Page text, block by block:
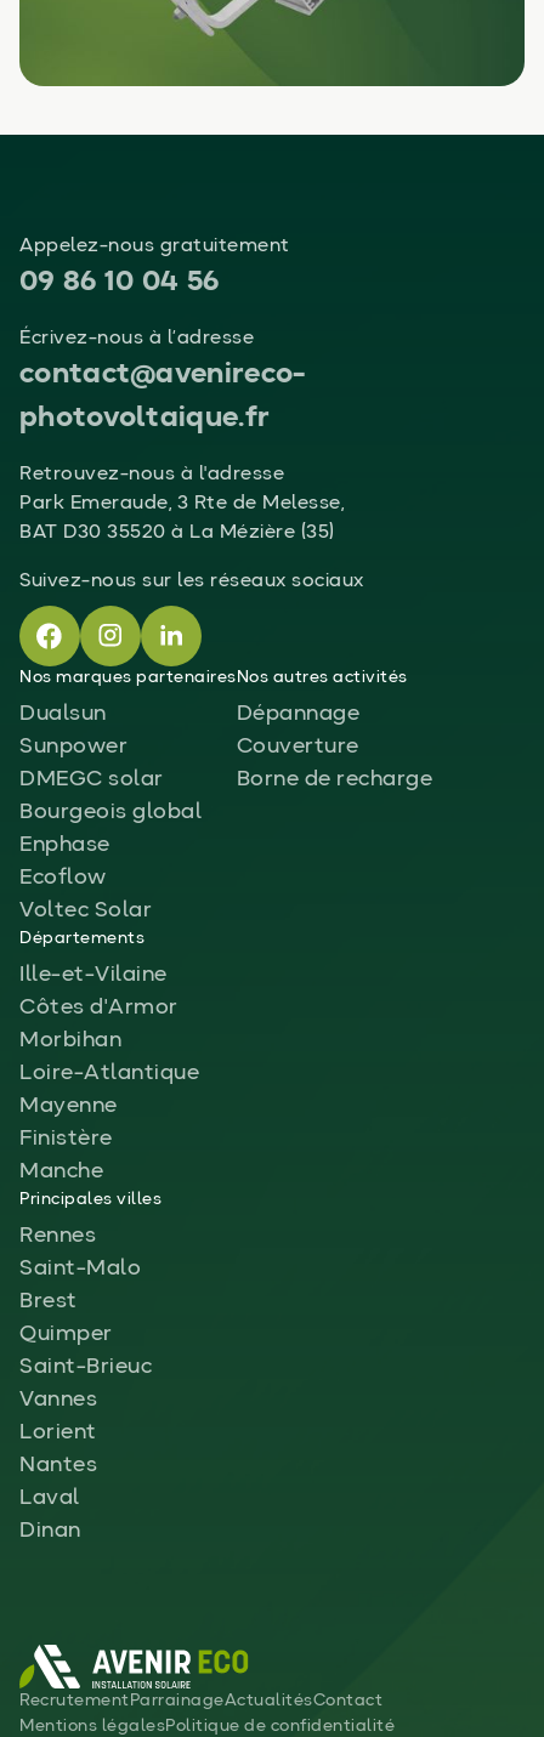
Appelez-nous gratuitement
09 86 10 04 56
Écrivez-nous à l’adresse
contact@avenireco-
photovoltaique.fr
Retrouvez-nous à l'adresse
Park Emeraude, 3 Rte de Melesse,
BAT D30 35520 à La Mézière (35)
Suivez-nous sur les réseaux sociaux
Nos marques partenaires
Dualsun
Sunpower
DMEGC solar
Bourgeois global
Enphase
Ecoflow
Voltec Solar
Nos autres activités
Dépannage
Couverture
Borne de recharge
Départements
Ille-et-Vilaine
Côtes d'Armor
Morbihan
Loire-Atlantique
Mayenne
Finistère
Manche
Principales villes
Rennes
Saint-Malo
Brest
Quimper
Saint-Brieuc
Vannes
Lorient
Nantes
Laval
Dinan
Recrutement ParrainageActualitésContact
Mentions légalesPolitique de confidentialité